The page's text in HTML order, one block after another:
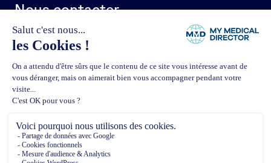
Nous contacter
75008 Paris
contact@mmd.care
Contact